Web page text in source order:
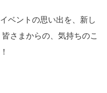
ベントの思い出を、新し
さまからの、気持ちのこ